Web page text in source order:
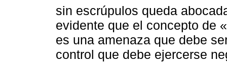
sin escrúpulos queda
evidente que el concepto de
es una amenaza que debe
control que debe ejercerse